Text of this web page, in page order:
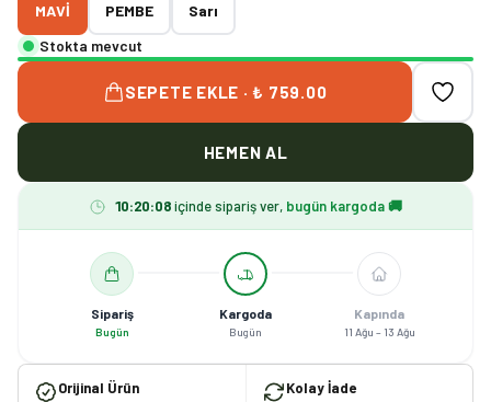
MAVİ PEMBE
Sarı
Stokta mevcut
SEPETE EKLE · ₺ 759.00
HEMEN AL
10:20:07 içinde sipariş ver, bugün kargoda 🚚
Sipariş
Bugün
Kargoda
Bugün
Kapında
11 Ağu – 13 Ağu
Orijinal Ürün Kolay İade